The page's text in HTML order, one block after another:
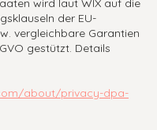
wird laut WIX auf die
der EU-
vergleichbare Garantien
gestützt. Details
about/privacy-dpa-